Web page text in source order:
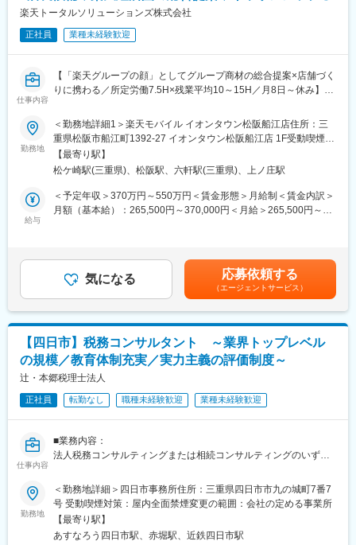
■組織構成：
1店舗あたり店長1名、スタッフ5～15名で運営。チームワークを
■当社について：
当社は2023年2月に設立された楽天グループ100％出資の新会社
レーション管理、システム・インフラ整備までを一括して提供し
ています。
変更の範囲：会社の定める業務
・店舗会議・研修への参加
・キャンペーン企画など、集客に向けた取り組み
■教育体制：
入社後1ヶ月は店舗での実践研修を実施。
サービス知識・業務の流れなど基礎から学べ、楽天グループ共通
のeラーニングでビジネススキルの習得も可能。未経験でも安心し
■このポジションの魅力：
◇未経験でも成長しやすいシンプルなオペレーション
料金体系が他キャリアよりシンプル覚えやすく、提案力を磨きや
く、早期に独り立ちが可能です。
◇事業づくりに携われるやりがい
■キャリアパス：
スタッフ（R CREW）としてご活躍いただいたのち、約1年で店長
昇格を目指していただきます。その後はスーパーバイザー
（RSV）やマネージャーなど、より広い領域で活躍いただけるキ
ャリアがあります。
■組織構成：
1店舗あたり店長1名、スタッフ5～15名で運営。チームワークを
■当社について：
当社は2023年2月に設立された楽天グループ100％出資の新会社
レーション管理、システム・インフラ整備までを一括して提供し
ています。
変更の範囲：会社の定める業務
楽天トータルソリューションズ株式会社
正社員 業種未経験歓迎
仕事内容
【「楽天グループの顔」としてグループ商材の総合提案×店舗づく
りに携わる／所定労働7.5H×残業平均10～15H／月8日～休み】
料金プラン・楽天カード・楽天市場・楽天ポイントなど、楽天経
済圏のサービスを総合的にご提案します。
単なる携帯販売ではなく、楽天グループ唯一の対面チャネルとし
て、お客様の生活を豊かにするトータルサポートを行うポジショ
ンです。
■具体的には：
内
・スマホ初期設定・データ移行サポート
・シフト管理、教育、評価
・店舗での電話応対
・在庫管理、売り場づくり、POP作成
・KPI管理・数値振り返り
・店舗会議・研修への参加
・キャンペーン企画などの集客施策
■教育体制：
入社後1ヶ月は店舗で実践研修を実施。サービス知識・業務の流れ
を基礎から学べ、楽天グループ共通のeラーニングでビジネススキ
■このポジションの魅力：
◇業界未経験でも成長しやすい環境
料金体系が他キャリアよりシンプルで覚えやすく、提案力を磨き
勤務地
＜勤務地詳細1＞楽天モバイル イオンタウン松阪船江店住所：三
重県松阪市船江町1392-27 イオンタウン松阪船江店 1F受動喫煙対
策：屋内全面禁煙＜勤務地詳細2＞楽天モバイル アピタ松阪三雲
店住所：三重県松阪市市場庄町1266-1 アピタ松阪三雲店 1F受動
【最寄り駅】
松ケ崎駅(三重県)、松阪駅、六軒駅(三重県)、上ノ庄駅
給与
＜予定年収＞370万円～550万円＜賃金形態＞月給制＜賃金内訳＞
月額（基本給）：265,500円～370,000円＜月給＞265,500円～
気になる 応募依頼する
（エージェントサービス）
【四日市】税務コンサルタント ～業界トップレベル
の規模／教育体制充実／実力主義の評価制度～
辻・本郷税理士法人
正社員 転勤なし 職種未経験歓迎 業種未経験歓迎
仕事内容
■業務内容：
法人税務コンサルティングまたは相続コンサルティングのいずれ
法人向け税務コンサルティング
・法人顧問業務（月次・決算・申告書作成など）
・税に関する課題や現状のヒアリング
・財務諸表の精査による、適用可能な税法・規制の確認
勤務地
＜勤務地詳細＞四日市事務所住所：三重県四日市市九の城町7番7
号 受動喫煙対策：屋内全面禁煙変更の範囲：会社の定める事業所
【最寄り駅】
あすなろう四日市駅、赤堀駅、近鉄四日市駅